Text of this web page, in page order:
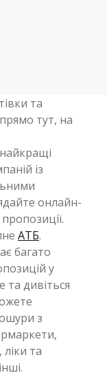
та
тут, на
із
онлайн-
АТБ.
багато
у
та дивіться
з
та